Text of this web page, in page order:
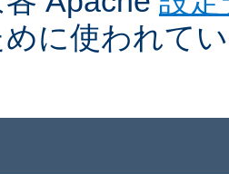
に使われて